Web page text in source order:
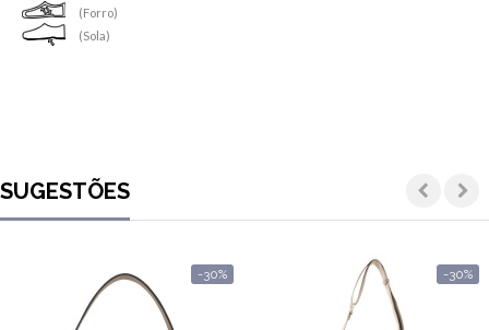
(Forro)
(Sola)
SUGESTÕES
-30% -30%